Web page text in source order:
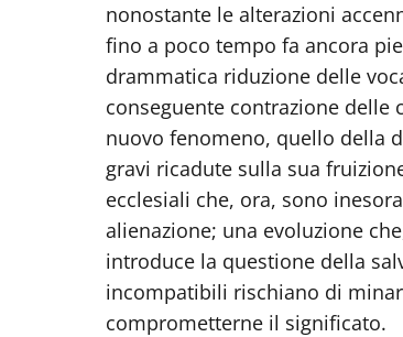
nonostante le alterazioni
fino a poco tempo fa ancora
drammatica riduzione delle
conseguente contrazione
nuovo fenomeno, quello della
gravi ricadute sulla sua
ecclesiali che, ora, sono
alienazione; una evoluzione
introduce la questione della
incompatibili rischiano di
comprometterne il significato.